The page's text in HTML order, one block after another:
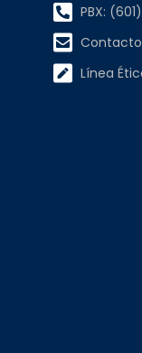
PBX: (601)
Línea